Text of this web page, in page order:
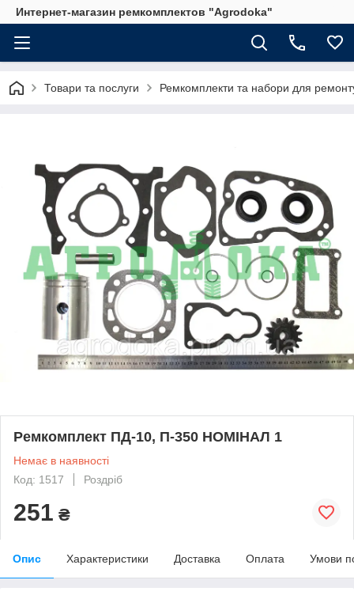
Интернет-магазин ремкомплектов "Agrodoka"
Товари та послуги Ремкомплекти та набори для
Ремкомплект ПД-10, П-350 НОМІНАЛ 1
Немає в наявності
Код: 1517
Роздріб
251 ₴
Опис Характеристики Доставка Оплата Умови